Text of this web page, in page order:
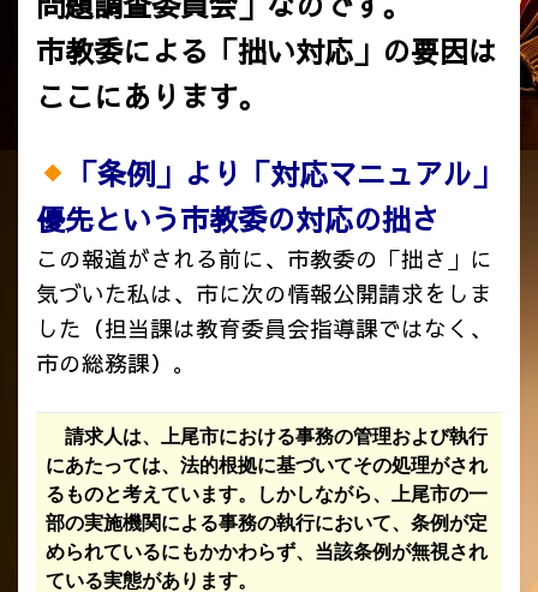
市教委による「拙い対応」の要因は
ここにあります。
「条例」より「対応マニュアル」
優先という市教委の対応の拙さ
この報道がされる前に、市教委の「拙さ」に
気づいた私は、市に次の情報公開請求をしま
した（担当課は教育委員会指導課ではなく、
市の総務課）。
請求人は、上尾市における事務の管理および執行
にあたっては、法的根拠に基づいてその処理がされ
るものと考えています。しかしながら、上尾市の一
部の実施機関による事務の執行において、条例が定
められているにもかかわらず、当該条例が無視され
ている実態があります。